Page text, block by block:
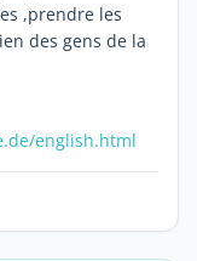
,prendre les
des gens de la
english.html